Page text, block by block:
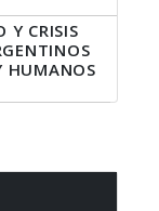
Y CRISIS
HUMANOS